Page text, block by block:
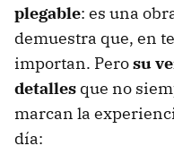
plegable: es una
demuestra que, en
importan. Perosu
detalles que no
marcan la
día: